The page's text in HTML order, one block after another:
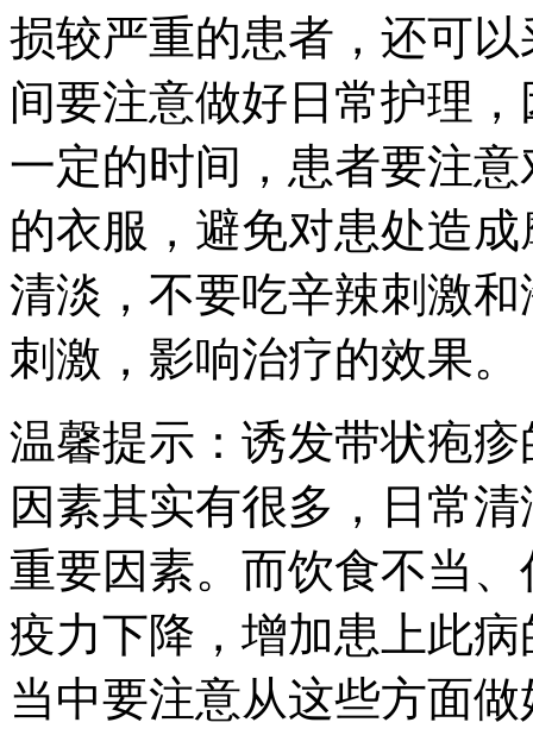
损较严重的患者，还可
间要注意做好日常护理
一定的时间，患者要注
的衣服，避免对患处造
清淡，不要吃辛辣刺激
刺激，影响治疗的效果。
温馨提示：诱发带状疱
因素其实有很多，日常
重要因素。而饮食不当
疫力下降，增加患上此
当中要注意从这些方面